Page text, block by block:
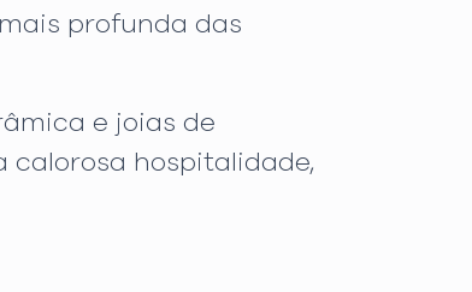
profunda das
e joias de
calorosa hospitalidade,